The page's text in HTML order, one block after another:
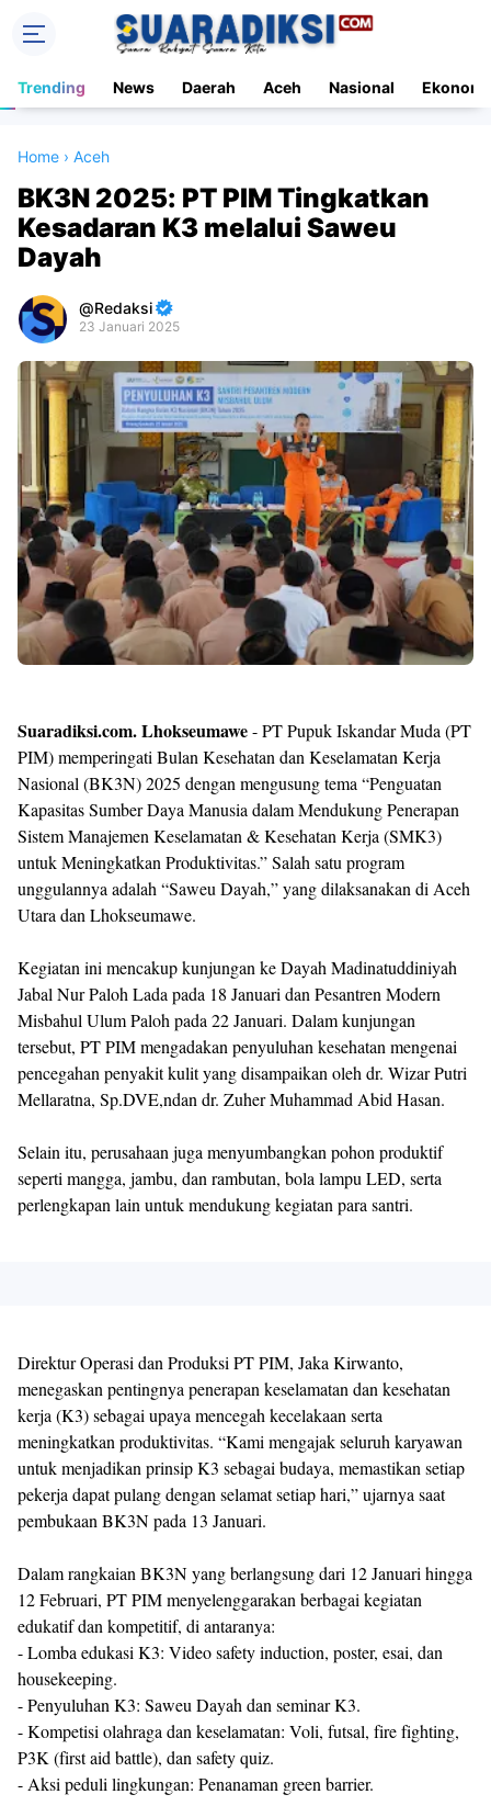
Trending News Daerah Aceh Nasional Ekonomi
Home › Aceh
BK3N 2025: PT PIM Tingkatkan
Kesadaran K3 melalui Saweu
Dayah
Redaksi
23 Januari 2025
Premium
Raushan
Design
With
Shroff
Templates
Suaradiksi.com. Lhokseumawe- PT Pupuk Iskandar Muda (PT
PIM) memperingati Bulan Kesehatan dan Keselamatan Kerja
Nasional (BK3N) 2025 dengan mengusung tema “Penguatan
Kapasitas Sumber Daya Manusia dalam Mendukung Penerapan
Sistem Manajemen Keselamatan & Kesehatan Kerja (SMK3)
untuk Meningkatkan Produktivitas.” Salah satu program
unggulannya adalah “Saweu Dayah,” yang dilaksanakan di Aceh
Utara dan Lhokseumawe.
Kegiatan ini mencakup kunjungan ke Dayah Madinatuddiniyah
Jabal Nur Paloh Lada pada 18 Januari dan Pesantren Modern
Misbahul Ulum Paloh pada 22 Januari. Dalam kunjungan
tersebut, PT PIM mengadakan penyuluhan kesehatan mengenai
pencegahan penyakit kulit yang disampaikan oleh dr. Wizar Putri
Mellaratna, Sp.DVE,ndan dr. Zuher Muhammad Abid Hasan.
Selain itu, perusahaan juga menyumbangkan pohon produktif
seperti mangga, jambu, dan rambutan, bola lampu LED, serta
perlengkapan lain untuk mendukung kegiatan para santri.
Direktur Operasi dan Produksi PT PIM, Jaka Kirwanto,
menegaskan pentingnya penerapan keselamatan dan kesehatan
kerja (K3) sebagai upaya mencegah kecelakaan serta
meningkatkan produktivitas. “Kami mengajak seluruh karyawan
untuk menjadikan prinsip K3 sebagai budaya, memastikan setiap
pekerja dapat pulang dengan selamat setiap hari,” ujarnya saat
pembukaan BK3N pada 13 Januari.
Dalam rangkaian BK3N yang berlangsung dari 12 Januari hingga
12 Februari, PT PIM menyelenggarakan berbagai kegiatan
edukatif dan kompetitif, di antaranya:
- Lomba edukasi K3: Video safety induction, poster, esai, dan
housekeeping.
- Penyuluhan K3: Saweu Dayah dan seminar K3.
- Kompetisi olahraga dan keselamatan: Voli, futsal, fire fighting,
P3K (first aid battle), dan safety quiz.
- Aksi peduli lingkungan: Penanaman green barrier.